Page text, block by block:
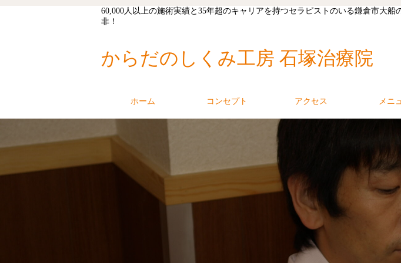
60,000人以上の施術実績と35年超のキャリアを持つセラピストのいる鎌倉市大
非！
からだのしくみ工房 石塚治療院
ホーム コンセプト アクセス メニ